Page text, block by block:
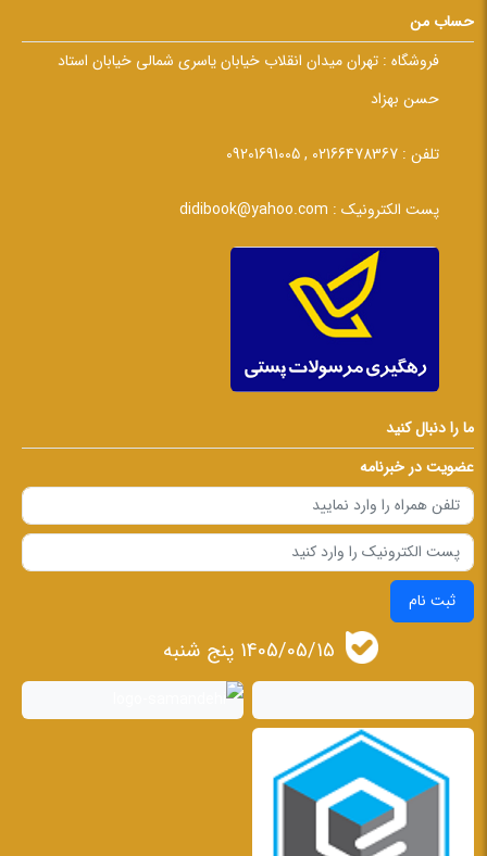
حساب من
فروشگاه : تهران میدان انقلاب خیابان یاسری شمالی خیابان استاد
حسن بهزاد
تلفن : 02166478367 , 09201691005
پست الکترونیک : didibook@yahoo.com
ما را دنبال کنید
عضویت در خبرنامه
ثبت نام
1405/05/15 پنج شنبه